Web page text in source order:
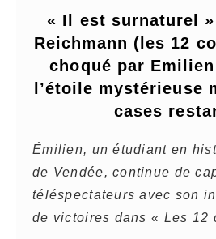
« Il est surnaturel
Reichmann (les 12
choqué par
l’étoile mystérieuse
cases
Émilien, un étudiant en
de Vendée, continue de
téléspectateurs avec son
de victoires dans « Les 12